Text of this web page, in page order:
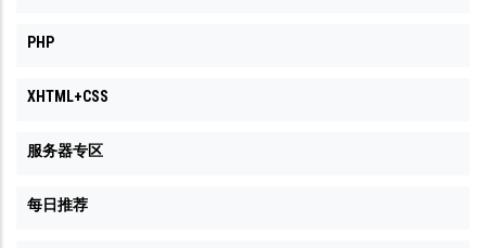
PHP
XHTML+CSS
服务器专区
每日推荐